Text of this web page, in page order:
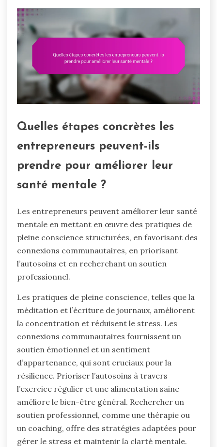
Quelles étapes concrètes les
entrepreneurs peuvent-ils
prendre pour améliorer leur
santé mentale ?
Les entrepreneurs peuvent améliorer leur santé
mentale en mettant en œuvre des pratiques de
pleine conscience structurées, en favorisant des
connexions communautaires, en priorisant
l’autosoins et en recherchant un soutien
professionnel.
Les pratiques de pleine conscience, telles que la
méditation et l’écriture de journaux, améliorent
la concentration et réduisent le stress. Les
connexions communautaires fournissent un
soutien émotionnel et un sentiment
d’appartenance, qui sont cruciaux pour la
résilience. Prioriser l’autosoins à travers
l’exercice régulier et une alimentation saine
améliore le bien-être général. Rechercher un
soutien professionnel, comme une thérapie ou
un coaching, offre des stratégies adaptées pour
gérer le stress et maintenir la clarté mentale.